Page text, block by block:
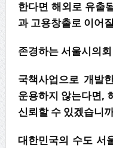
한다면 해외로 유출
과 고용창출로 이어
존경하는 서울시의
국책사업으로 개발
운용하지 않는다면,
신뢰할 수 있겠습니
대한민국의 수도 서